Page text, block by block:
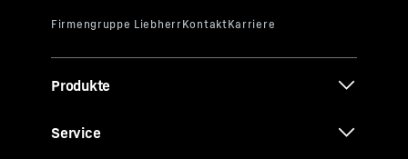
Produkte
Service